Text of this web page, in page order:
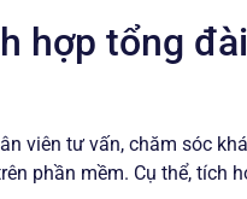
hợp tổng
viên tư vấn, chăm sóc
phần mềm. Cụ thể, tích